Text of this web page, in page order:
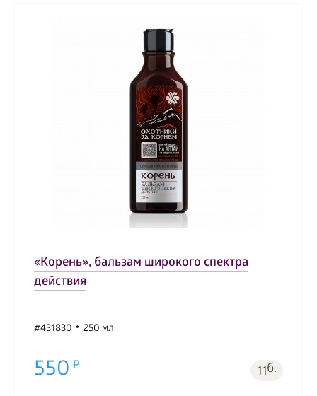
«Корень», бальзам широкого спектра
действия
#431830 250 мл
550 11б.